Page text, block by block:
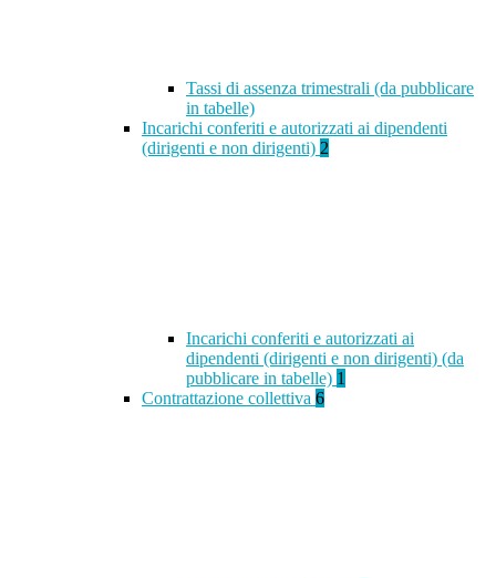
Tassi di assenza trimestrali (da pubblicare
in tabelle)
Incarichi conferiti e autorizzati ai dipendenti
(dirigenti e non dirigenti) 2
Incarichi conferiti e autorizzati ai
dipendenti (dirigenti e non dirigenti) (da
pubblicare in tabelle) 1
Contrattazione collettiva 6